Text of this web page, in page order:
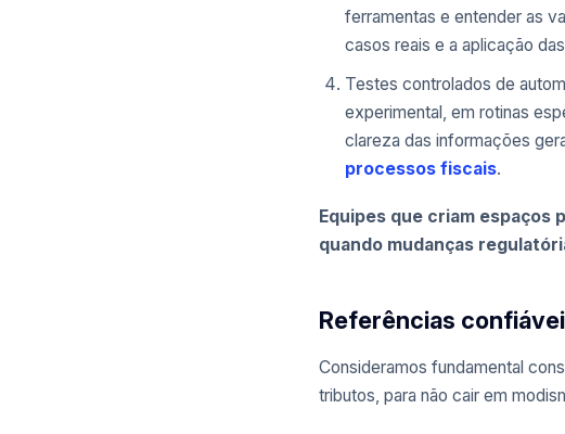
ferramentas e entender as
casos reais e a aplicação
Testes controlados de
experimental, em rotinas
clareza das informações
processos fiscais.
Equipes que criam espaços
quando mudanças
Referências
Consideramos fundamental
tributos, para não cair em